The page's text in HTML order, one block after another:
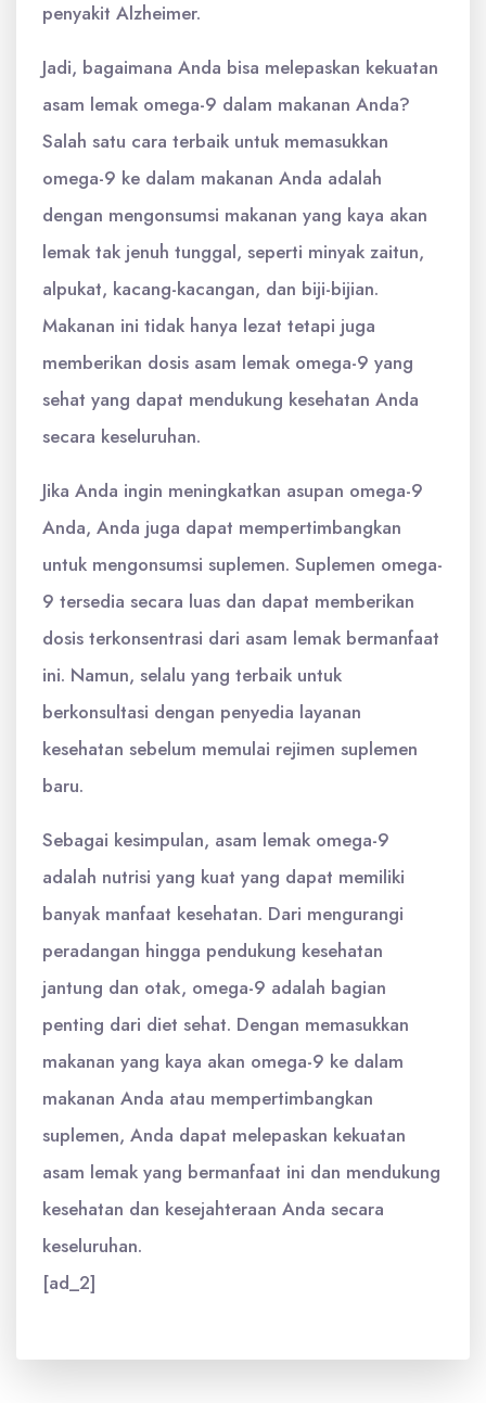
penyakit Alzheimer.
Jadi, bagaimana Anda bisa melepaskan kekuatan
asam lemak omega-9 dalam makanan Anda?
Salah satu cara terbaik untuk memasukkan
omega-9 ke dalam makanan Anda adalah
dengan mengonsumsi makanan yang kaya akan
lemak tak jenuh tunggal, seperti minyak zaitun,
alpukat, kacang-kacangan, dan biji-bijian.
Makanan ini tidak hanya lezat tetapi juga
memberikan dosis asam lemak omega-9 yang
sehat yang dapat mendukung kesehatan Anda
secara keseluruhan.
Jika Anda ingin meningkatkan asupan omega-9
Anda, Anda juga dapat mempertimbangkan
untuk mengonsumsi suplemen. Suplemen omega-
9 tersedia secara luas dan dapat memberikan
dosis terkonsentrasi dari asam lemak bermanfaat
ini. Namun, selalu yang terbaik untuk
berkonsultasi dengan penyedia layanan
kesehatan sebelum memulai rejimen suplemen
baru.
Sebagai kesimpulan, asam lemak omega-9
adalah nutrisi yang kuat yang dapat memiliki
banyak manfaat kesehatan. Dari mengurangi
peradangan hingga pendukung kesehatan
jantung dan otak, omega-9 adalah bagian
penting dari diet sehat. Dengan memasukkan
makanan yang kaya akan omega-9 ke dalam
makanan Anda atau mempertimbangkan
suplemen, Anda dapat melepaskan kekuatan
asam lemak yang bermanfaat ini dan mendukung
kesehatan dan kesejahteraan Anda secara
keseluruhan.
[ad_2]